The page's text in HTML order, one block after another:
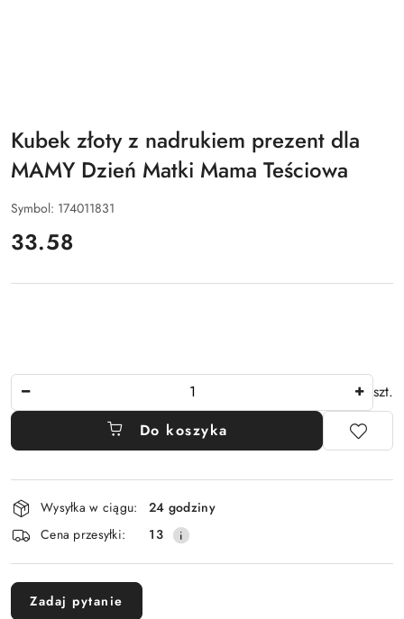
Kubek złoty z nadrukiem prezent dla
MAMY Dzień Matki Mama Teściowa
Symbol: 174011831
cena:
33.58
szt.
Do koszyka
Dostępność
i
dostawa
Wysyłka w ciągu:
24 godziny
Cena przesyłki:
13
Zadaj pytanie